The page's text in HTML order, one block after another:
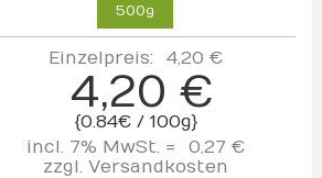
500g
Einzelpreis: 4,20 €
4,20 €
{0.84€ / 100g}
incl. 7% MwSt. =
0,27 €
zzgl. Versandkosten